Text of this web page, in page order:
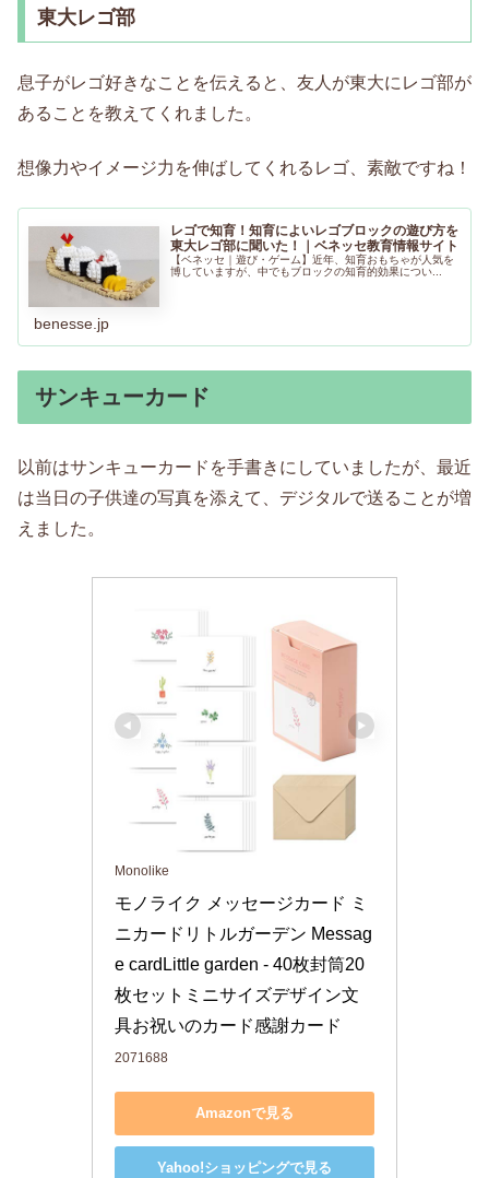
東大レゴ部
息子がレゴ好きなことを伝えると、友人が東大にレゴ部が
あることを教えてくれました。
想像力やイメージ力を伸ばしてくれるレゴ、素敵ですね！
レゴで知育！知育によいレゴブロックの遊び方を
東大レゴ部に聞いた！｜ベネッセ教育情報サイト
【ベネッセ｜遊び・ゲーム】近年、知育おもちゃが人気を
博していますが、中でもブロックの知育的効果につい...
benesse.jp
サンキューカード
以前はサンキューカードを手書きにしていましたが、最近
は当日の子供達の写真を添えて、デジタルで送ることが増
えました。
Monolike
モノライク メッセージカード ミ
ニカードリトルガーデン Messag
e cardLittle garden - 40枚封筒20
枚セットミニサイズデザイン文
具お祝いのカード感謝カード
2071688
Amazonで見る
Yahoo!ショッピングで見る